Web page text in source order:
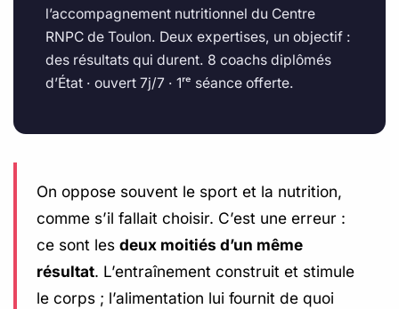
l’accompagnement nutritionnel du Centre
RNPC de Toulon. Deux expertises, un objectif :
des résultats qui durent. 8 coachs diplômés
d’État · ouvert 7j/7 · 1ʳᵉ séance offerte.
On oppose souvent le sport et la nutrition,
comme s’il fallait choisir. C’est une erreur :
ce sont les deux moitiés d’un même
résultat. L’entraînement construit et stimule
le corps ; l’alimentation lui fournit de quoi